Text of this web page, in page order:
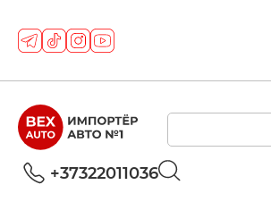
+37322011036